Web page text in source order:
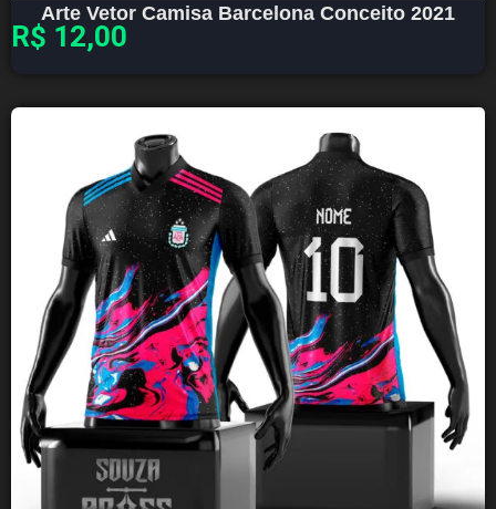
Arte Vetor Camisa Barcelona Conceito 2021
R$ 12,00